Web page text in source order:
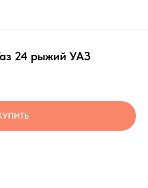
24 рыжий УАЗ